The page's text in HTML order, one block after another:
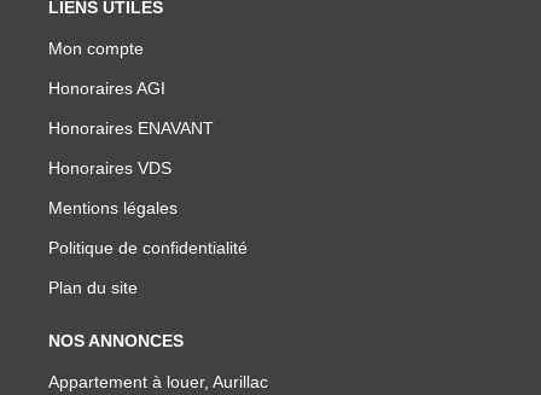
LIENS UTILES
Mon compte
Honoraires AGI
Honoraires ENAVANT
Honoraires VDS
Mentions légales
Politique de confidentialité
Plan du site
NOS ANNONCES
Appartement à louer, Aurillac